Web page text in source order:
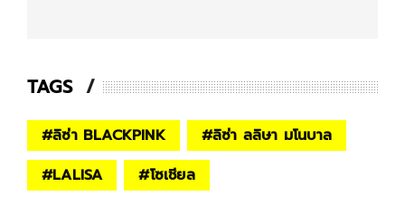
TAGS
#ลิซ่า BLACKPINK #ลิซ่า ลลิษา มโนบาล
#LALISA #โซเชียล